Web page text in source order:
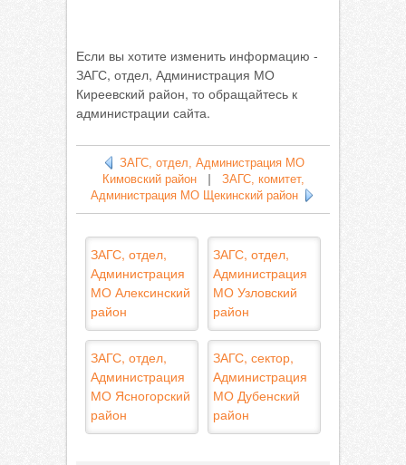
Если вы хотите изменить информацию -
ЗАГС, отдел, Администрация МО
Киреевский район, то обращайтесь к
администрации сайта.
ЗАГС, отдел, Администрация МО
Кимовский район| ЗАГС, комитет,
Администрация МО Щекинский район
ЗАГС, отдел,
Администрация
МО Алексинский
район
ЗАГС, отдел,
Администрация
МО Узловский
район
ЗАГС, отдел,
Администрация
МО Ясногорский
район
ЗАГС, сектор,
Администрация
МО Дубенский
район